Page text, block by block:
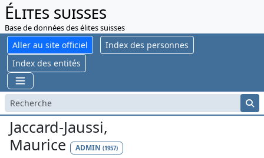
Élites suisses
Base de données des élites suisses
Aller au site officiel
Index des personnes
Index des entités
Jaccard-Jaussi,
Maurice
ADMIN (1957)